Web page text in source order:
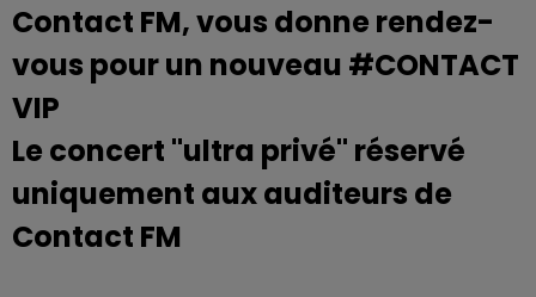
Contact FM, vous donne rendez-
vous pour un nouveau #CONTACT
VIP
Le concert "ultra privé" réservé
uniquement aux auditeurs de
Contact FM